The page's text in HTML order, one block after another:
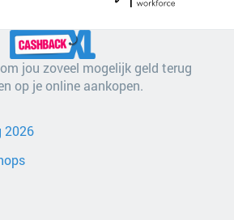
jou zoveel mogelijk geld terug
op je online aankopen.
2026